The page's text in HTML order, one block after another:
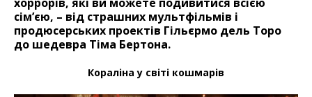
сім’єю, – від страшних мультфільмів і
продюсерських проектів Гільєрмо дель Торо
до шедевра Тіма Бертона.
Кораліна у світі кошмарів